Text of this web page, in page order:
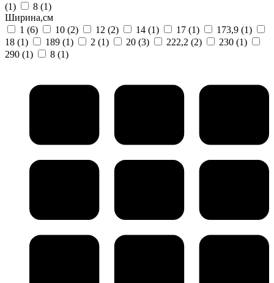
(1)
8 (1)
Ширина,см
1 (6) 10 (2) 12 (2) 14 (1) 17 (1) 173,9 (1)
18 (1) 189 (1) 2 (1) 20 (3) 222,2 (2) 230 (1)
290 (1) 8 (1)